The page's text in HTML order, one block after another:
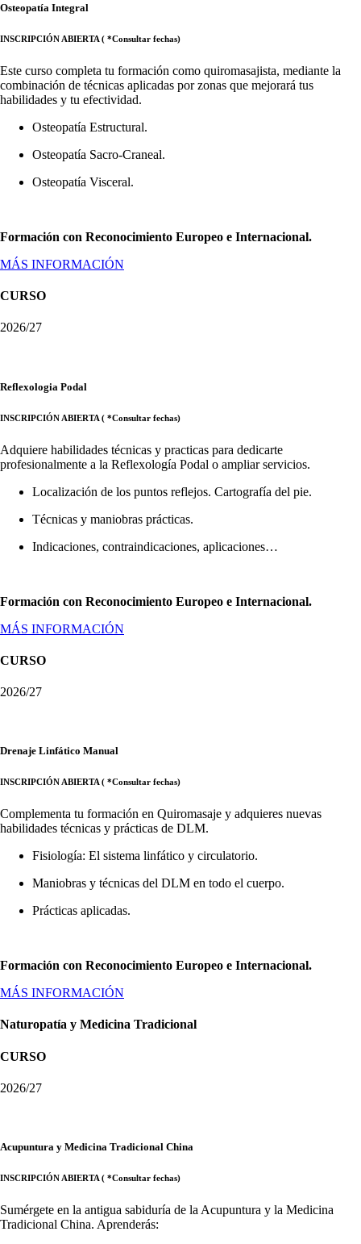
Osteopatía Integral
INSCRIPCIÓN ABIERTA ( *Consultar fechas)
Este curso completa tu formación como quiromasajista, mediante la
combinación de técnicas aplicadas por zonas que mejorará tus
habilidades y tu efectividad.
Osteopatía Estructural.
Osteopatía Sacro-Craneal.
Osteopatía Visceral.
Formación con Reconocimiento Europeo e Internacional.
MÁS INFORMACIÓN
CURSO
2026/27
Reflexologia Podal
INSCRIPCIÓN ABIERTA ( *Consultar fechas)
Adquiere habilidades técnicas y practicas para dedicarte
profesionalmente a la Reflexología Podal o ampliar servicios.
Localización de los puntos reflejos. Cartografía del pie.
Técnicas y maniobras prácticas.
Indicaciones, contraindicaciones, aplicaciones…
Formación con Reconocimiento Europeo e Internacional.
MÁS INFORMACIÓN
CURSO
2026/27
Drenaje Linfático Manual
INSCRIPCIÓN ABIERTA ( *Consultar fechas)
Complementa tu formación en Quiromasaje y adquieres nuevas
habilidades técnicas y prácticas de DLM.
Fisiología: El sistema linfático y circulatorio.
Maniobras y técnicas del DLM en todo el cuerpo.
Prácticas aplicadas.
Formación con Reconocimiento Europeo e Internacional.
MÁS INFORMACIÓN
Naturopatía y Medicina Tradicional
CURSO
2026/27
Acupuntura y Medicina Tradicional China
INSCRIPCIÓN ABIERTA ( *Consultar fechas)
Sumérgete en la antigua sabiduría de la Acupuntura y la Medicina
Tradicional China. Aprenderás: